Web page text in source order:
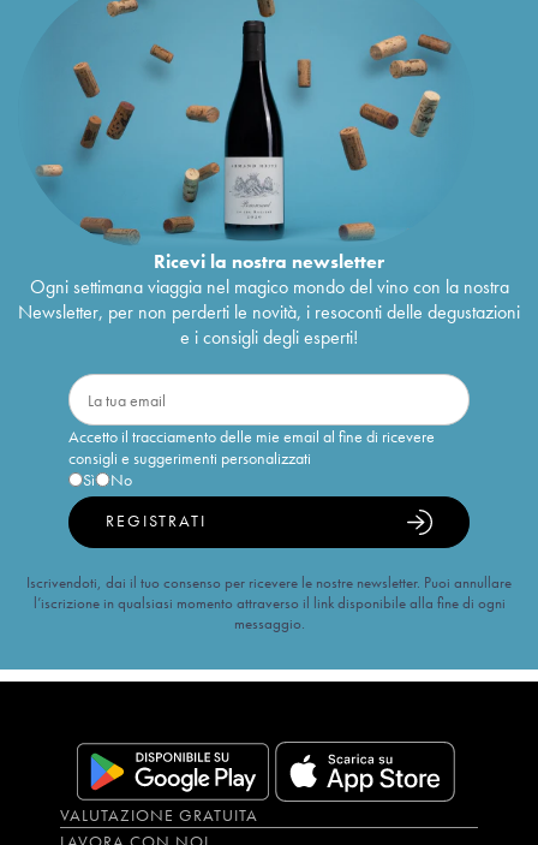
Ricevi la nostra newsletter
Ogni settimana viaggia nel magico mondo del vino con la nostra
Newsletter, per non perderti le novità, i resoconti delle degustazioni
e i consigli degli esperti!
Accetto il tracciamento delle mie email al fine di ricevere
consigli e suggerimenti personalizzati
Sì
No
REGISTRATI
Iscrivendoti, dai il tuo consenso per ricevere le nostre newsletter. Puoi annullare
l’iscrizione in qualsiasi momento attraverso il link disponibile alla fine di ogni
messaggio.
VALUTAZIONE GRATUITA